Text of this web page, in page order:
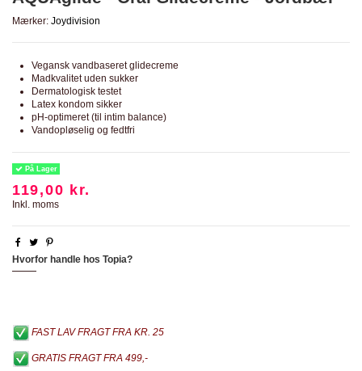
Mærker: Joydivision
Vegansk vandbaseret glidecreme
Madkvalitet uden sukker
Dermatologisk testet
Latex kondom sikker
pH-optimeret (til intim balance)
Vandopløselig og fedtfri
På Lager
119,00 kr.
Inkl. moms
Hvorfor handle hos Topia?
FAST LAV FRAGT FRA KR. 25
GRATIS FRAGT FRA 499,-